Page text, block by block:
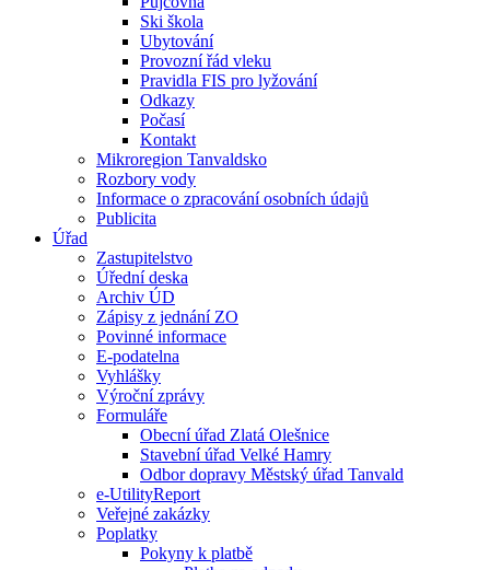
Ski škola
Ubytování
Provozní řád vleku
Pravidla FIS pro lyžování
Odkazy
Počasí
Kontakt
Mikroregion Tanvaldsko
Rozbory vody
Informace o zpracování osobních údajů
Publicita
Úřad
Zastupitelstvo
Úřední deska
Archiv ÚD
Zápisy z jednání ZO
Povinné informace
E-podatelna
Vyhlášky
Výroční zprávy
Formuláře
Obecní úřad Zlatá Olešnice
Stavební úřad Velké Hamry
Odbor dopravy Městský úřad Tanvald
e-UtilityReport
Veřejné zakázky
Poplatky
Pokyny k platbě